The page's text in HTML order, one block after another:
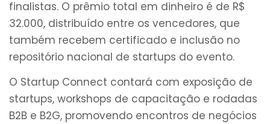
finalistas. O prêmio total em dinheiro é de R$
32.000, distribuído entre os vencedores, que
também recebem certificado e inclusão no
repositório nacional de startups do evento.
O Startup Connect contará com exposição de
startups, workshops de capacitação e rodadas
B2B e B2G, promovendo encontros de negócios